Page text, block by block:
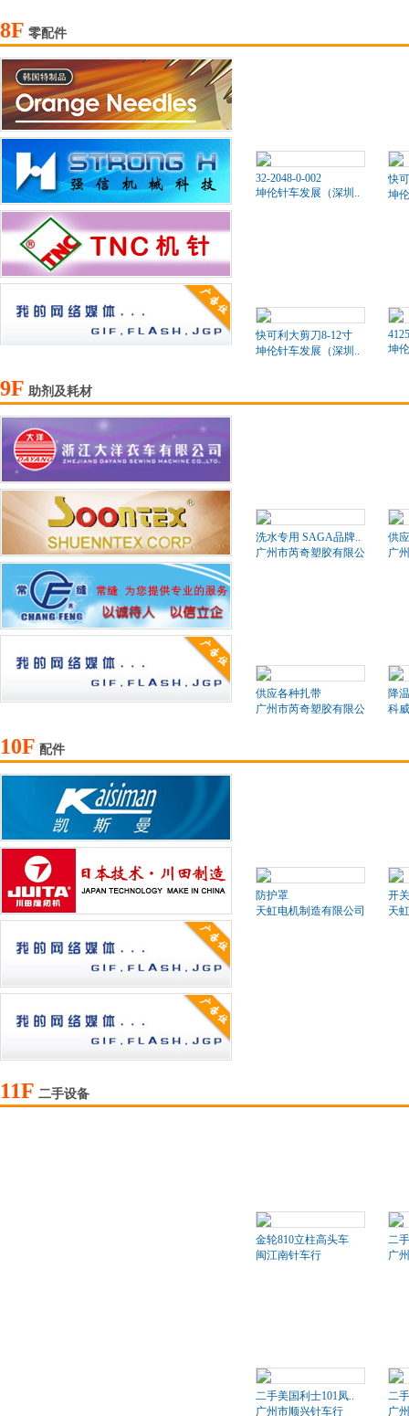
8F 零配件
32-2048-0-002
坤伦针车发展（深圳..
快
坤
快可利大剪刀8-12寸
坤伦针车发展（深圳..
坤
9F 助剂及耗材
洗水专用 SAGA品牌..
广州市芮奇塑胶有限公司
供
广
供应各种扎带
广州市芮奇塑胶有限公司
降
科
10F 配件
防护罩
天虹电机制造有限公司
开关
天
11F 二手设备
金轮810立柱高头车
闽江南针车行
二
广
二手美国利士101凤..
广州市顺兴针车行
二
广